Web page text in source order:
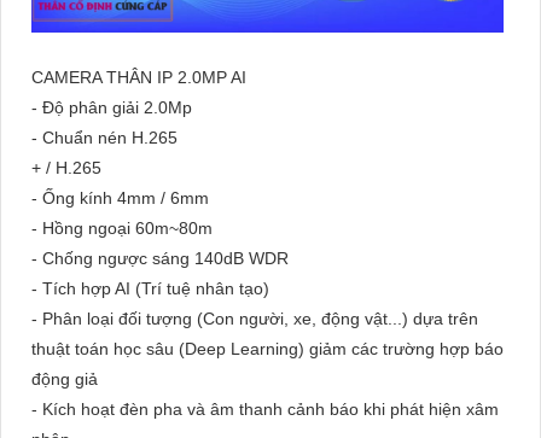
CAMERA THÂN IP 2.0MP AI
- Độ phân giải 2.0Mp
- Chuẩn nén H.265
+ / H.265
- Ống kính 4mm / 6mm
- Hồng ngoại 60m~80m
- Chống ngược sáng 140dB WDR
- Tích hợp AI (Trí tuệ nhân tạo)
- Phân loại đối tượng (Con người, xe, động vật...) dựa trên
thuật toán học sâu (Deep Learning) giảm các trường hợp báo
động giả
- Kích hoạt đèn pha và âm thanh cảnh báo khi phát hiện xâm